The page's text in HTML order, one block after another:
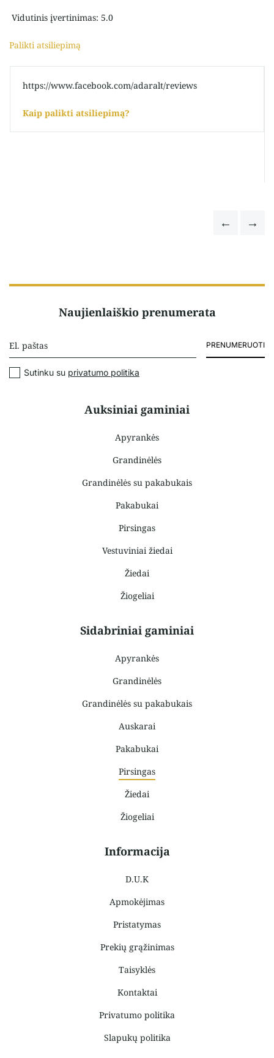
Vidutinis įvertinimas: 5.0
Palikti atsiliepimą
https://www.facebook.com/adaralt/reviews
Kaip palikti atsiliepimą?
Auksiniai gaminiai
Apyrankės
Grandinėlės
Grandinėlės su pakabukais
Pakabukai
Pirsingas
Vestuviniai žiedai
Žiedai
Žiogeliai
Sidabriniai gaminiai
Apyrankės
Grandinėlės
Grandinėlės su pakabukais
Auskarai
Pakabukai
Pirsingas
Žiedai
Žiogeliai
Informacija
D.U.K
Apmokėjimas
Pristatymas
Prekių grąžinimas
Taisyklės
Kontaktai
Privatumo politika
Slapukų politika
Naujienlaiškio prenumerata
PRENUMERUOTI
Sutinku su privatumo politika